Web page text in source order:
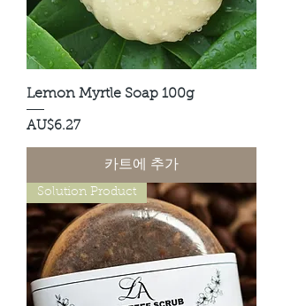
Lemon Myrtle Soap 100g
가격
AU$6.27
카트에 추가
Solution Product